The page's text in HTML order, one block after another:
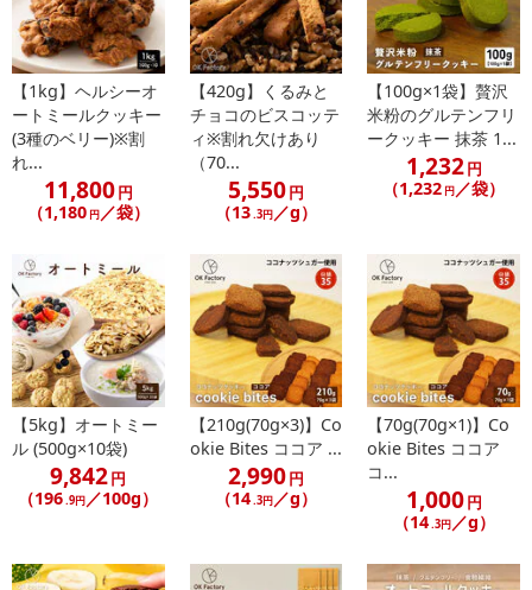
・賞味期限：製造日より365日
・原産国（最終加工地）：日本
・原材料/材質/素材：大豆（カナダ又はアメリカ又はその他）（分
別生産流通管理済み）
・お召し上がり方：パン作り、クッキーやケーキなどのお菓子作り
や、料理に混ぜたりしてお召し上がりください。
・その他商品仕様：
その他商品仕様：
エネルギー 295kcal
たんぱく質 20.2g
脂質 9.4g
炭水化物 61.0g
食塩相当量 0.04g
この表示値は、目安です。
・注意事項：直射日光、高温多湿を避けてください。
注意事項
商品到着時点でのお日持ち期間は、配送日数などにより異なります
【1kg】ヘルシーオ
ートミールクッキー
(3種のベリー)※割
れ...
11,800円
（1,180 円／袋）
【420g】くるみと
チョコのビスコッテ
ィ※割れ欠けあり
（70...
5,550円
（13.3円／g）
【100g×1袋】贅沢
米粉のグルテンフリ
ークッキー 抹茶 1...
1,232円
（1,232 円／袋）
【5kg】オートミー
ル (500g×10袋)
9,842円
（196.9円／100g）
【210g(70g×3)】Co
okie Bites ココア ...
2,990円
（14.3円／g）
【70g(70g×1)】Co
okie Bites ココア
コ...
1,000円
（14.3円／g）